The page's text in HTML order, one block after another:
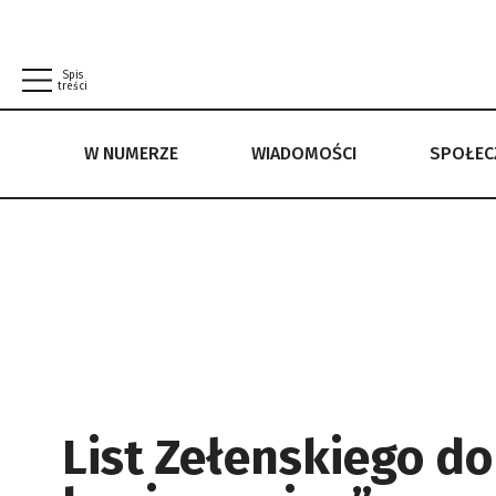
Spis
treści
W NUMERZE WIADOMOŚCI
W NUMERZE WIADOMOŚCI SPOŁECZEŃSTWO
List Zełenskiego